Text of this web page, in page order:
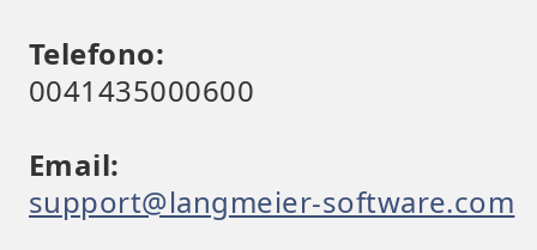
Telefono:
0041435000600
Email:
support@langmeier-software.com